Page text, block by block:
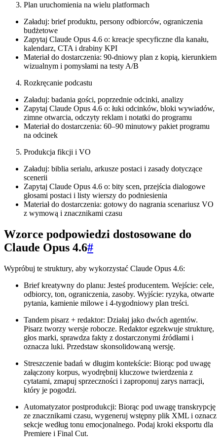
Plan uruchomienia na wielu platformach
Załaduj: brief produktu, persony odbiorców, ograniczenia
budżetowe
Zapytaj Claude Opus 4.6 o: kreacje specyficzne dla kanału,
kalendarz, CTA i drabiny KPI
Materiał do dostarczenia: 90‑dniowy plan z kopią, kierunkiem
wizualnym i pomysłami na testy A/B
Rozkręcanie podcastu
Załaduj: badania gości, poprzednie odcinki, analizy
Zapytaj Claude Opus 4.6 o: łuki odcinków, bloki wywiadów,
zimne otwarcia, odczyty reklam i notatki do programu
Materiał do dostarczenia: 60–90 minutowy pakiet programu
na odcinek
Produkcja fikcji i VO
Załaduj: biblia serialu, arkusze postaci i zasady dotyczące
scenerii
Zapytaj Claude Opus 4.6 o: bity scen, przejścia dialogowe
głosami postaci i listy wierszy do podniesienia
Materiał do dostarczenia: gotowy do nagrania scenariusz VO
z wymową i znacznikami czasu
Wzorce podpowiedzi dostosowane do
Claude Opus 4.6#
Wypróbuj te struktury, aby wykorzystać Claude Opus 4.6:
Brief kreatywny do planu: Jesteś producentem. Wejście: cele,
odbiorcy, ton, ograniczenia, zasoby. Wyjście: ryzyka, otwarte
pytania, kamienie milowe i 4‑tygodniowy plan treści.
Tandem pisarz + redaktor: Działaj jako dwóch agentów.
Pisarz tworzy wersje robocze. Redaktor egzekwuje strukturę,
głos marki, sprawdza fakty z dostarczonymi źródłami i
oznacza luki. Przedstaw skonsolidowaną wersję.
Streszczenie badań w długim kontekście: Biorąc pod uwagę
załączony korpus, wyodrębnij kluczowe twierdzenia z
cytatami, zmapuj sprzeczności i zaproponuj zarys narracji,
który je pogodzi.
Automatyzator postprodukcji: Biorąc pod uwagę transkrypcję
ze znacznikami czasu, wygeneruj wstępny plik XML i oznacz
sekcje według tonu emocjonalnego. Podaj kroki eksportu dla
Premiere i Final Cut.